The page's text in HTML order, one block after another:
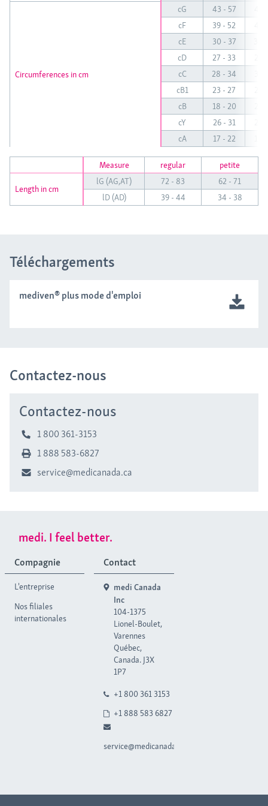
Circumferences in cm
cG 43 - 57
cF
39 - 52
cE
30 - 37
cD
27 - 33
cC
28 - 34
cB1
23 - 27
cB
18 - 20
cY
26 - 31
cA
17 - 22
Circumferences in cm
Measure regular petite
Length in cm
lG (AG,AT) 72 - 83
62 - 71
lD (AD)
39 - 44 34 - 38
Téléchargements
mediven® plus mode d'emploi
Contactez-nous
Contactez-nous
1 800 361-3153
1 888 583-6827
service@medicanada.ca
medi. I feel better.
Compagnie
L'entreprise
Nos filiales
internationales
Contact
medi Canada
Inc
104-1375
Lionel-Boulet,
Varennes
Québec,
Canada. J3X
1P7
+1 800 361 3153
+1 888 583 6827
service@medicanada.ca